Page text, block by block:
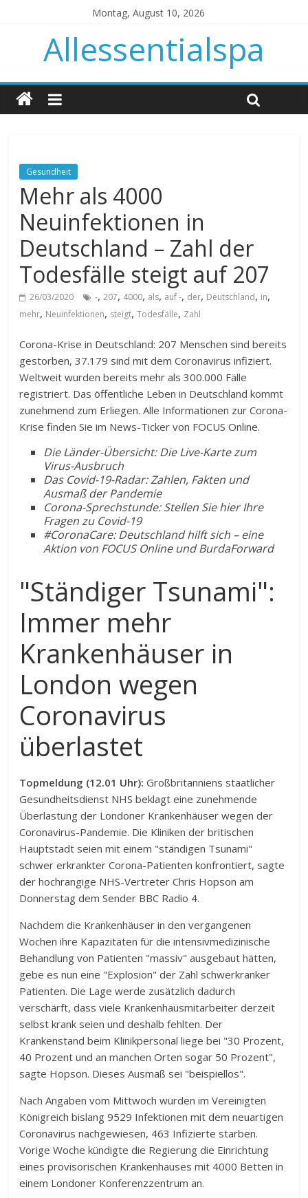
Montag, August 10, 2026
Allessentialspa
Gesundheit
Mehr als 4000
Neuinfektionen in
Deutschland – Zahl der
Todesfälle steigt auf 207
26/03/2020 -,207, 4000, als, auf -, der, Deutschland, in,
mehr, Neuinfektionen, steigt,Todesfälle, Zahl
Corona-Krise in Deutschland: 207 Menschen sind bereits
gestorben, 37.179 sind mit dem Coronavirus infiziert.
Weltweit wurden bereits mehr als 300.000 Fälle
registriert. Das öffentliche Leben in Deutschland kommt
zunehmend zum Erliegen. Alle Informationen zur Corona-
Krise finden Sie im News-Ticker von FOCUS Online.
Die Länder-Übersicht: Die Live-Karte zum
Virus-Ausbruch
Das Covid-19-Radar: Zahlen, Fakten und
Ausmaß der Pandemie
Corona-Sprechstunde: Stellen Sie hier Ihre
Fragen zu Covid-19
#CoronaCare: Deutschland hilft sich – eine
Aktion von FOCUS Online und BurdaForward
"Ständiger Tsunami":
Immer mehr
Krankenhäuser in
London wegen
Coronavirus
überlastet
Topmeldung (12.01 Uhr): Großbritanniens staatlicher
Gesundheitsdienst NHS beklagt eine zunehmende
Überlastung der Londoner Krankenhäuser wegen der
Coronavirus-Pandemie. Die Kliniken der britischen
Hauptstadt seien mit einem "ständigen Tsunami"
schwer erkrankter Corona-Patienten konfrontiert, sagte
der hochrangige NHS-Vertreter Chris Hopson am
Donnerstag dem Sender BBC Radio 4.
Nachdem die Krankenhäuser in den vergangenen
Wochen ihre Kapazitäten für die intensivmedizinische
Behandlung von Patienten "massiv" ausgebaut hätten,
gebe es nun eine "Explosion" der Zahl schwerkranker
Patienten. Die Lage werde zusätzlich dadurch
verschärft, dass viele Krankenhausmitarbeiter derzeit
selbst krank seien und deshalb fehlten. Der
Krankenstand beim Klinikpersonal liege bei "30 Prozent,
40 Prozent und an manchen Orten sogar 50 Prozent",
sagte Hopson. Dieses Ausmaß sei "beispiellos".
Nach Angaben vom Mittwoch wurden im Vereinigten
Königreich bislang 9529 Infektionen mit dem neuartigen
Coronavirus nachgewiesen, 463 Infizierte starben.
Vorige Woche kündigte die Regierung die Einrichtung
eines provisorischen Krankenhauses mit 4000 Betten in
einem Londoner Konferenzzentrum an.